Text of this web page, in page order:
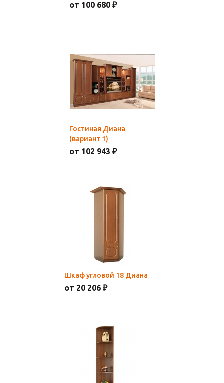
от 100 680 ₽
Гостиная Диана
(вариант 1)
от 102 943 ₽
Шкаф угловой 18 Диана
от 20 206 ₽